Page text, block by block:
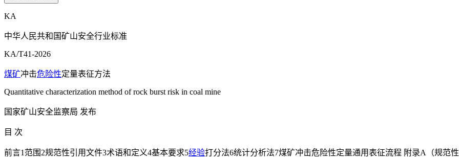
KA
中华人民共和国矿山安全行业标准
KA/T41-2026
煤矿冲击危险性定量表征方法
Quantitative characterization method of rock burst risk in coal mine
国家矿山安全监察局 发布
目 次
前言1范围2规范性引用文件3术语和定义4基本要求5经验打分法6统计分析法7煤矿冲击危险性定量通用表征流程 附录A（规范